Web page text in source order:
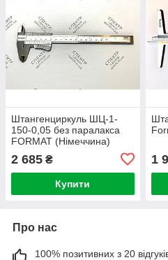
Штангенциркуль ШЦ-1-
150-0,05 без паралакса
FORMAT (Німеччина)
2 685 ₴
Купити
1
Про нас
100% позитивних з 20